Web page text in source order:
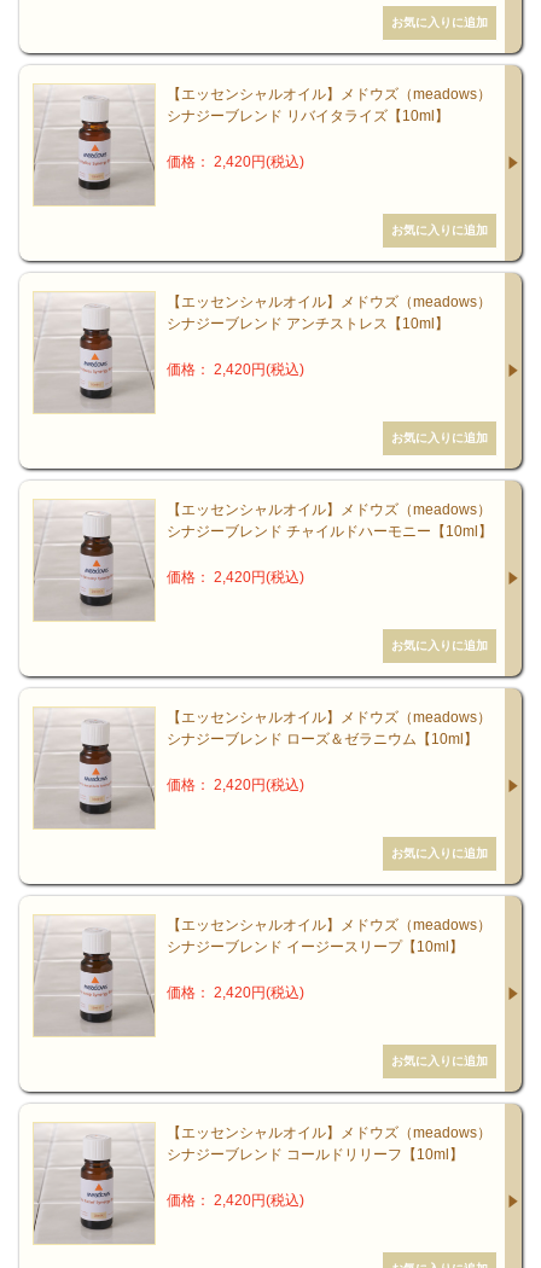
【エッセンシャルオイル】メドウズ（meadows）
シナジーブレンド リバイタライズ【10ml】
価格： 2,420円(税込)
【エッセンシャルオイル】メドウズ（meadows）
シナジーブレンド アンチストレス【10ml】
価格： 2,420円(税込)
【エッセンシャルオイル】メドウズ（meadows）
シナジーブレンド チャイルドハーモニー【10ml】
価格： 2,420円(税込)
【エッセンシャルオイル】メドウズ（meadows）
シナジーブレンド ローズ＆ゼラニウム【10ml】
価格： 2,420円(税込)
【エッセンシャルオイル】メドウズ（meadows）
シナジーブレンド イージースリープ【10ml】
価格： 2,420円(税込)
【エッセンシャルオイル】メドウズ（meadows）
シナジーブレンド コールドリリーフ【10ml】
価格： 2,420円(税込)